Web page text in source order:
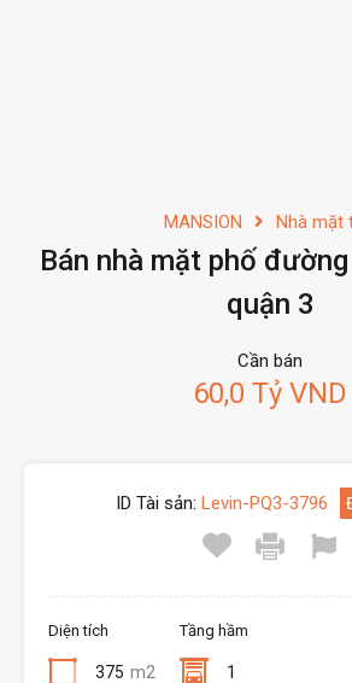
MANSION Nhà mặt
Bán nhà mặt phố
quận 3
Cần bán
60,0 Tỷ VND
ID Tài sản: Levin-PQ3-3796
Diện tích
375 m2
Tầng hầm
1